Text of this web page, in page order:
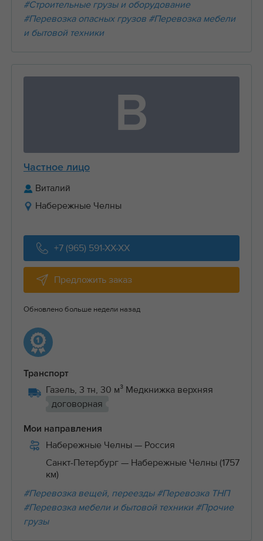
#Строительные грузы и оборудование
#Перевозка опасных грузов #Перевозка мебели
и бытовой техники
В
Частное лицо
Виталий
Набережные Челны
+7 (965) 591-XX-XX
Предложить заказ
Обновлено больше недели назад
Транспорт
Газель, 3 тн, 30 м³ Медкнижка верхняя
договорная
Мои направления
Набережные Челны — Россия
Санкт-Петербург — Набережные Челны (1757
км)
#Перевозка вещей, переезды #Перевозка ТНП
#Перевозка мебели и бытовой техники #Прочие
грузы